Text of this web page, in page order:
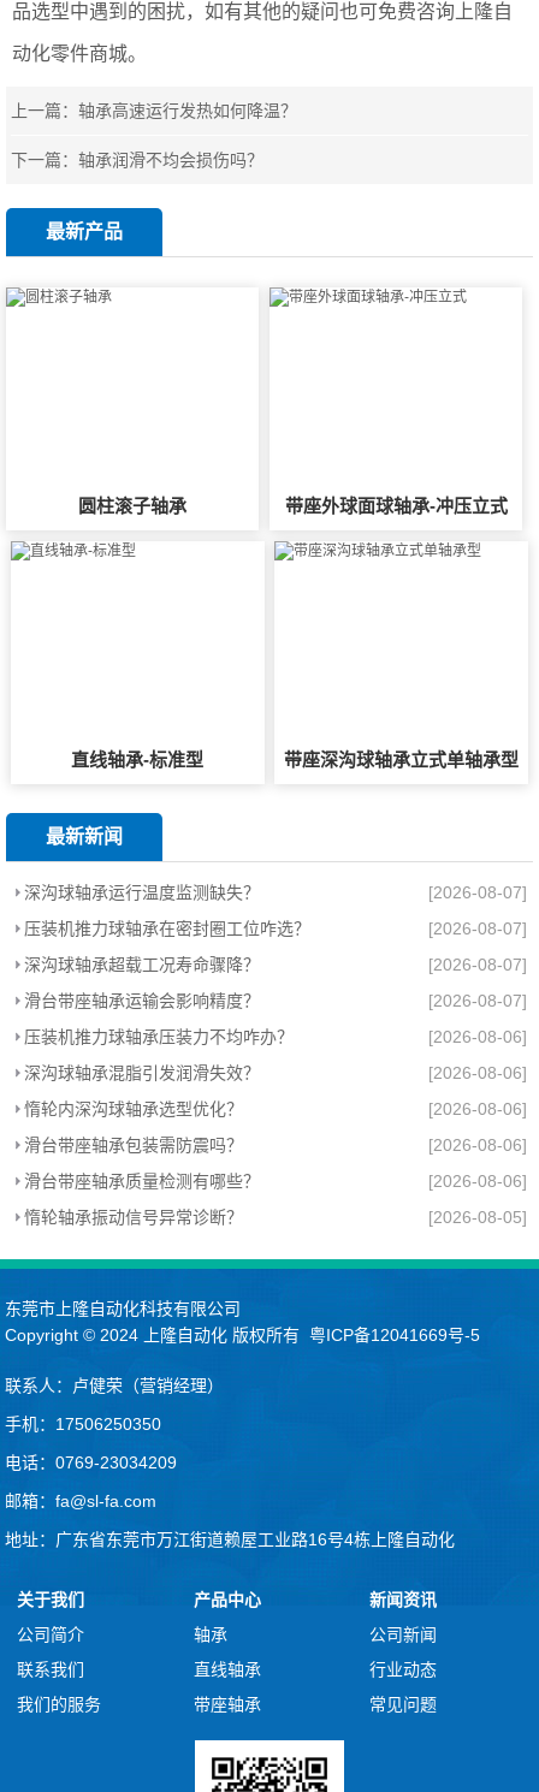
品选型中遇到的困扰，如有其他的疑问也可免费咨询上隆自
动化零件商城。
上一篇：轴承高速运行发热如何降温？
下一篇：轴承润滑不均会损伤吗？
最新产品
圆柱滚子轴承 带座外球面球轴承-冲压立式
直线轴承-标准型 带座深沟球轴承立式单轴承型
最新新闻
深沟球轴承运行温度监测缺失？
[2026-08-07]
压装机推力球轴承在密封圈工位咋选？
[2026-08-07]
深沟球轴承超载工况寿命骤降？
[2026-08-07]
滑台带座轴承运输会影响精度？
[2026-08-07]
压装机推力球轴承压装力不均咋办？
[2026-08-06]
深沟球轴承混脂引发润滑失效？
[2026-08-06]
惰轮内深沟球轴承选型优化？
[2026-08-06]
滑台带座轴承包装需防震吗？
[2026-08-06]
滑台带座轴承质量检测有哪些？
[2026-08-06]
惰轮轴承振动信号异常诊断？
[2026-08-05]
东莞市上隆自动化科技有限公司
Copyright © 2024
上隆自动化 版权所有粤ICP备12041669号-5
联系人：卢健荣（营销经理）
手机：17506250350
电话：0769-23034209
邮箱：fa@sl-fa.com
地址：广东省东莞市万江街道赖屋工业路16号4栋上隆自动化
关于我们
公司简介
联系我们
我们的服务
产品中心
轴承
直线轴承
带座轴承
新闻资讯
公司新闻
行业动态
常见问题